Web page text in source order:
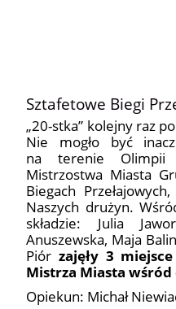
Sztafetowe Biegi
„20-stka” kolejny raz
Nie mogło być
na terenie Olimpii
Mistrzostwa Miasta
Biegach
Naszych drużyn.
składzie: Julia
Anuszewska, Maja
Piór zajęły 3
Mistrza Miasta wśród
Opiekun: Michał